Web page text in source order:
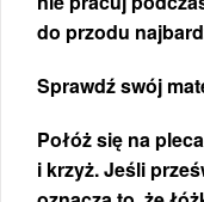
do przodu
Sprawdź swój
Połóż się na
i krzyż. Jeśli